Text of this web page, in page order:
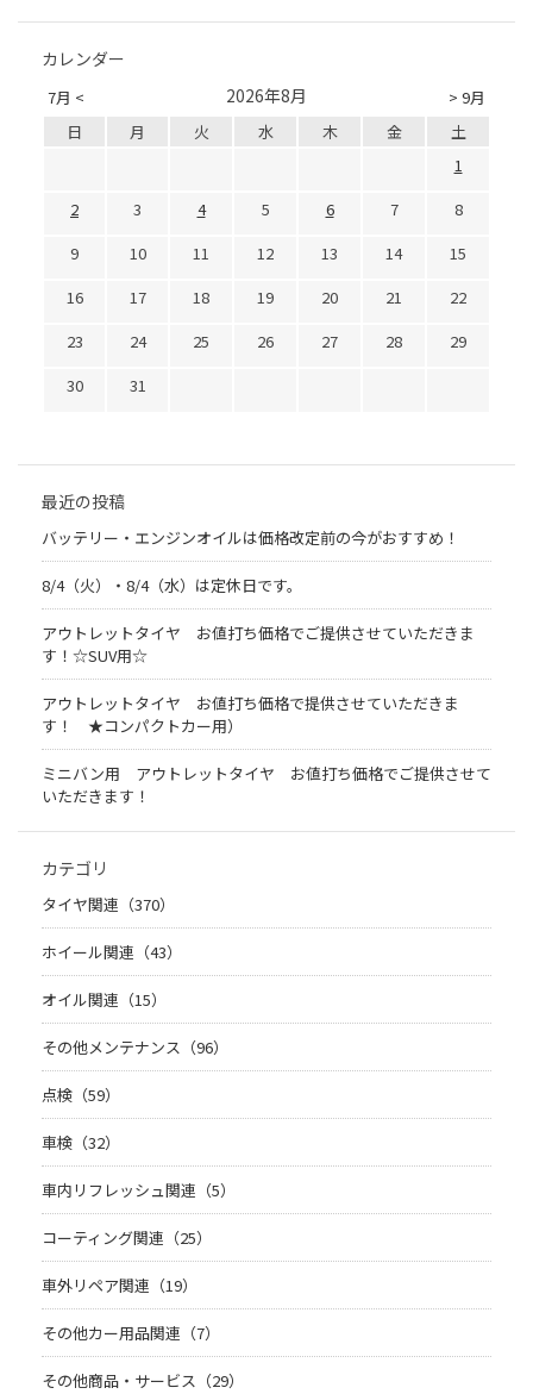
カレンダー
7月 < > 9月
2026年8月
日 月 火 水 木 金
土
1
2
3 4 5 6 7
8
9
10 11 12 13 14
15
16
17 18 19 20 21
22
23
24 25 26 27 28
29
30
31
最近の投稿
バッテリー・エンジンオイルは価格改定前の今がおすすめ！
8/4（火）・8/4（水）は定休日です。
アウトレットタイヤ お値打ち価格でご提供させていただきま
す！☆SUV用☆
アウトレットタイヤ お値打ち価格で提供させていただきま
す！ ★コンパクトカー用）
ミニバン用 アウトレットタイヤ お値打ち価格でご提供させて
いただきます！
カテゴリ
タイヤ関連（370）
ホイール関連（43）
オイル関連（15）
その他メンテナンス（96）
点検（59）
車検（32）
車内リフレッシュ関連（5）
コーティング関連（25）
車外リペア関連（19）
その他カー用品関連（7）
その他商品・サービス（29）